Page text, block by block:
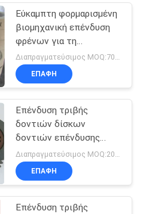
Εύκαμπτη φορμαρισμένη
βιομηχανική επένδυση
φρένων για τη
μοτοσικλέτα
επαναλείψεων
ελαφριών φορτηγών
Διαπραγματεύσιμος MOQ:700 κλ
ΕΠΑΦΉ
Επένδυση τριβής
δοντιών δίσκων
δοντιών επένδυσης
φρένων δοντιών
φύλλων δοντιών
φύλλων τριβής
Διαπραγματεύσιμος MOQ:200 PC
ΕΠΑΦΉ
Επένδυση τριβής